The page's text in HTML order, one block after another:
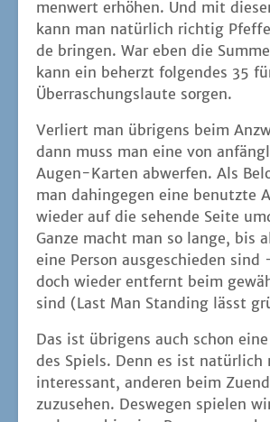
eine Per­son aus­ge­schie­den sind
doch wie­der ent­fernt beim
sind (Last Man Stan­ding lässt
Das ist übri­gens auch schon eine
inter­es­sant, ande­ren beim
zuzu­se­hen. Des­we­gen spie­len
so lan­ge, bis eine Per­son
kön­nen sich auch mehr als
ansehen.
Ein wei­te­rer Kri­tik­punkt ist,
de­ten Zah­len ger­ne noch etwas
dürf­ten. In der aktu­el­len
Kar­ten erken­nen zu müs­sen. Da
hilf­reich, dass über die Far­ben
Wer­te und die bei­den
erken­nen sind. Die­se brin­gen